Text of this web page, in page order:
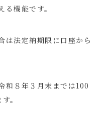
機能です。
は法定納期限に口座から
和８年３月末までは100
。